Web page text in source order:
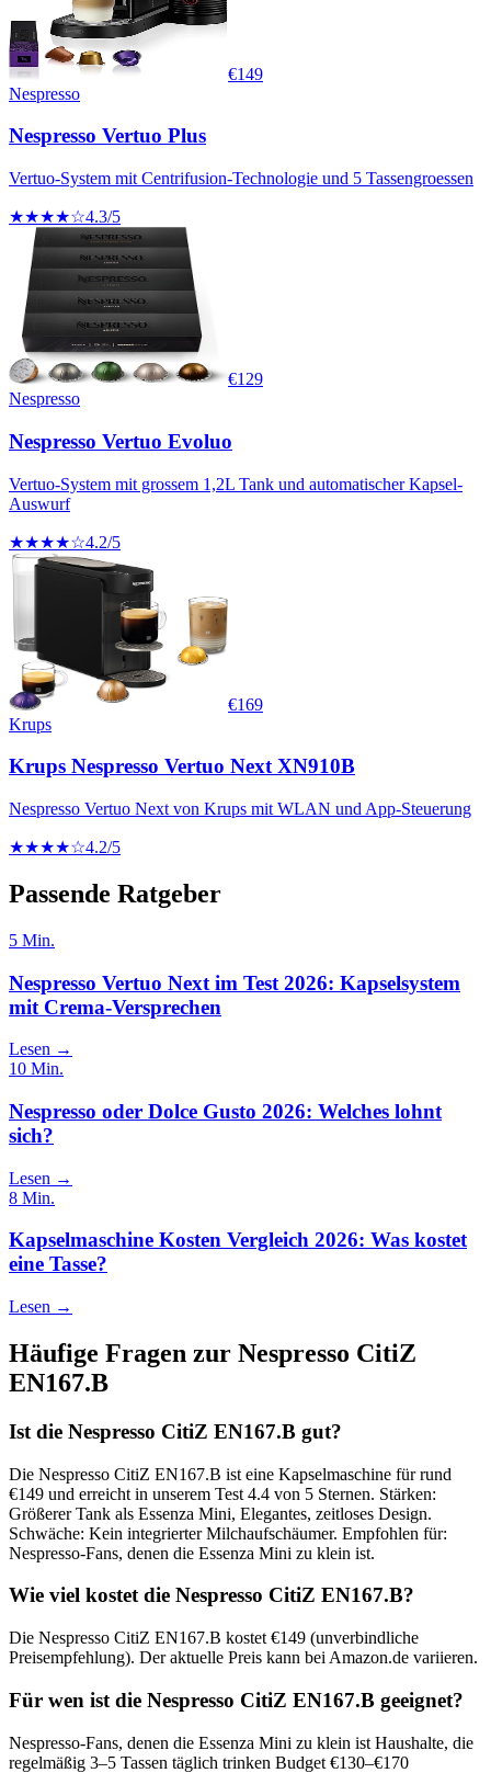
€149
Nespresso
Nespresso Vertuo Plus
Vertuo-System mit Centrifusion-Technologie und 5 Tassengroessen
★★★★☆4.3/5
€129
Nespresso
Nespresso Vertuo Evoluo
Vertuo-System mit grossem 1,2L Tank und automatischer Kapsel-
Auswurf
★★★★☆4.2/5
€169
Krups
Krups Nespresso Vertuo Next XN910B
Nespresso Vertuo Next von Krups mit WLAN und App-Steuerung
★★★★☆4.2/5
Passende Ratgeber
5 Min.
Nespresso Vertuo Next im Test 2026: Kapselsystem
mit Crema-Versprechen
Lesen →
10 Min.
Nespresso oder Dolce Gusto 2026: Welches lohnt
sich?
Lesen →
8 Min.
Kapselmaschine Kosten Vergleich 2026: Was kostet
eine Tasse?
Lesen →
Häufige Fragen zur Nespresso CitiZ
EN167.B
Ist die Nespresso CitiZ EN167.B gut?
Die Nespresso CitiZ EN167.B ist eine Kapselmaschine für rund
€149 und erreicht in unserem Test 4.4 von 5 Sternen. Stärken:
Größerer Tank als Essenza Mini, Elegantes, zeitloses Design.
Schwäche: Kein integrierter Milchaufschäumer. Empfohlen für:
Nespresso-Fans, denen die Essenza Mini zu klein ist.
Wie viel kostet die Nespresso CitiZ EN167.B?
Die Nespresso CitiZ EN167.B kostet €149 (unverbindliche
Preisempfehlung). Der aktuelle Preis kann bei Amazon.de variieren.
Für wen ist die Nespresso CitiZ EN167.B geeignet?
Nespresso-Fans, denen die Essenza Mini zu klein ist Haushalte, die
regelmäßig 3–5 Tassen täglich trinken Budget €130–€170